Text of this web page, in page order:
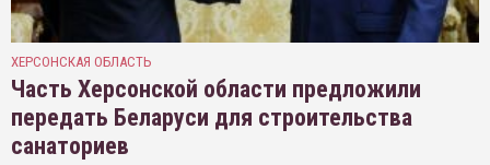
ХЕРСОНСКАЯ ОБЛАСТЬ
Часть Херсонской области предложили
передать Беларуси для строительства
санаториев